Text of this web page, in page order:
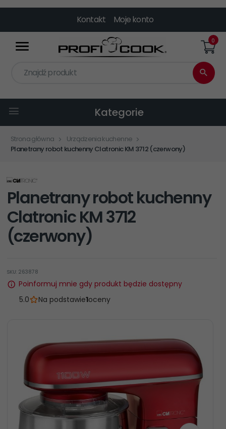
Kontakt Moje konto
Znajdź produkt
0
Kategorie
Strona główna
Urządzenia kuchenne
Planetrany robot kuchenny Clatronic KM 3712 (czerwony)
Planetrany robot kuchenny
Clatronic KM 3712
(czerwony)
SKU: 263878
Poinformuj mnie gdy produkt będzie dostępny
5.0
Na podstawie1oceny